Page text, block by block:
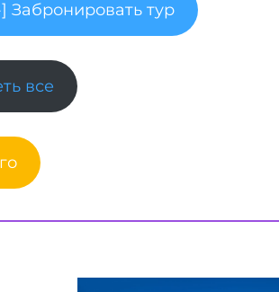
Забронировать тур
все